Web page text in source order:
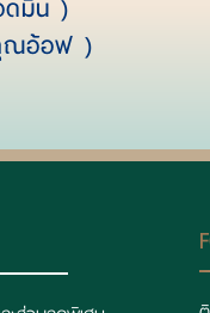
ณอ้อฟ )